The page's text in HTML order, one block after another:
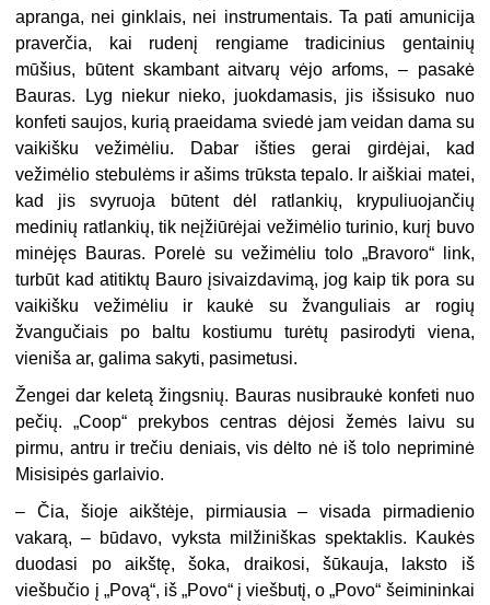
apranga, nei ginklais, nei instrumentais. Ta pati amunicija
praverčia, kai rudenį rengiame tradicinius gentainių
mūšius, būtent skambant aitvarų vėjo arfoms, – pasakė
Bauras. Lyg niekur nieko, juokdamasis, jis išsisuko nuo
konfeti saujos, kurią praeidama sviedė jam veidan dama su
vaikišku vežimėliu. Dabar išties gerai girdėjai, kad
vežimėlio stebulėms ir ašims trūksta tepalo. Ir aiškiai matei,
kad jis svyruoja būtent dėl ratlankių, krypuliuojančių
medinių ratlankių, tik neįžiūrėjai vežimėlio turinio, kurį buvo
minėjęs Bauras. Porelė su vežimėliu tolo „Bravoro“ link,
turbūt kad atitiktų Bauro įsivaizdavimą, jog kaip tik pora su
vaikišku vežimėliu ir kaukė su žvanguliais ar rogių
žvangučiais po baltu kostiumu turėtų pasirodyti viena,
vieniša ar, galima sakyti, pasimetusi.
Žengei dar keletą žingsnių. Bauras nusibraukė konfeti nuo
pečių. „Coop“ prekybos centras dėjosi žemės laivu su
pirmu, antru ir trečiu deniais, vis dėlto nė iš tolo nepriminė
Misisipės garlaivio.
– Čia, šioje aikštėje, pirmiausia – visada pirmadienio
vakarą, – būdavo, vyksta milžiniškas spektaklis. Kaukės
duodasi po aikštę, šoka, draikosi, šūkauja, laksto iš
viešbučio į „Povą“, iš „Povo“ į viešbutį, o „Povo“ šeimininkai